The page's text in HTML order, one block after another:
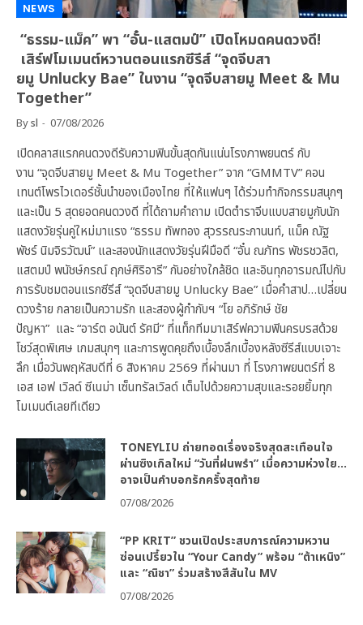
NEWS
“ธรรม-แม็ค” พา “อั๋น-แสตมป์” เปิดโหมดคนดวงดี!
เสิร์ฟโมเมนต์หวานตอนแรกซีรีส์ “จุดจีบสา
ยมู Unlucky Bae” ในงาน “จุดจีบสายมู Meet & Mu
Together”
Bysl 07/08/2026
เปิดคลาสแรกคนดวงดีรับความฟินขั้นสุดกันแน่นโรงภาพยนตร์ กับ
งาน “จุดจีบสายมู Meet & Mu Together” จาก “GMMTV” คอน
เทนต์โพรไวเดอร์ชั้นนำของเมืองไทย ที่ให้แฟนๆ ได้ร่วมทำกิจกรรมสนุกๆ
และเป็น 5 สุดยอดคนดวงดี ที่ได้ถามคำถาม เปิดตำราจีบแบบสายมูกับนัก
แสดงวัยรุ่นคู่ใหม่มาแรง “ธรรม ทัพทอง สุวรรณระกานนท์, แม็ค ณัฐ
พัชร์ นิมจิรวัฒน์” และสองนักแสดงวัยรุ่นฝีมือดี “อั๋น ณภัทร พัชรชวลิต,
แสตมป์ พนัชษ์กรณ์ ฤกษ์ศิริอารี” กันอย่างใกล้ชิด และอินทุกอารมณ์ไปกับ
การรับชมตอนแรกซีรีส์ “จุดจีบสายมู Unlucky Bae” เมื่อคำสาป…เปลี่ยน
ดวงร้าย กลายเป็นความรัก และสองผู้กำกับฯ “โย อภิรักษ์ ชัย
ปัญหา” และ “อาร์ต อนันต์ รัศมี” ที่แท็กทีมมาเสิร์ฟความฟินครบรสด้วย
โชว์สุดพิเศษ เกมสนุกๆ และการพูดคุยถึงเบื้องลึกเบื้องหลังซีรีส์แบบเจาะ
ลึก เมื่อวันพฤหัสบดีที่ 6 สิงหาคม 2569 ที่ผ่านมา ที่ โรงภาพยนตร์ที่ 8
เอส เอฟ เวิลด์ ซีเนม่า เซ็นทรัลเวิลด์ เต็มไปด้วยความสุขและรอยยิ้มทุก
โมเมนต์เลยทีเดียว
TONEYLIU ถ่ายทอดเรื่องจริงสุดสะเทือนใจ
ผ่านซิงเกิลใหม่ “วันที่ฝนพรำ” เมื่อความห่วงใย…
อาจเป็นคำบอกรักครั้งสุดท้าย
07/08/2026
“PP KRIT” ชวนเปิดประสบการณ์ความหวาน
ซ่อนเปรี้ยวใน “Your Candy” พร้อม “ต้าเหนิง”
และ “ณิชา” ร่วมสร้างสีสันใน MV
07/08/2026